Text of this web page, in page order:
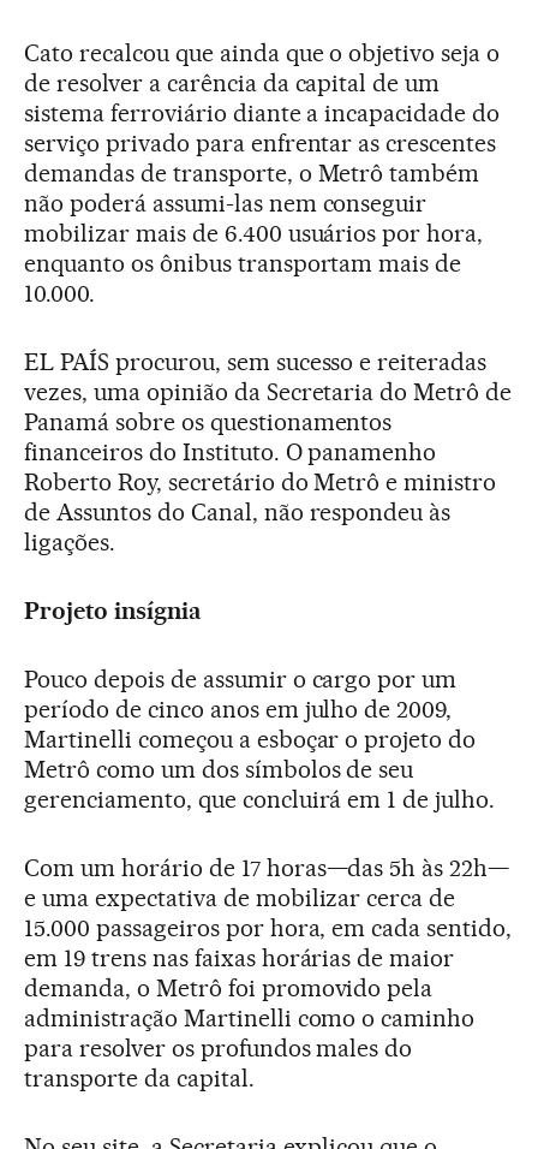
Cato recalcou que ainda que o objetivo seja o
de resolver a carência da capital de um
sistema ferroviário diante a incapacidade do
serviço privado para enfrentar as crescentes
demandas de transporte, o Metrô também
não poderá assumi-las nem conseguir
mobilizar mais de 6.400 usuários por hora,
enquanto os ônibus transportam mais de
10.000.
EL PAÍS procurou, sem sucesso e reiteradas
vezes, uma opinião da Secretaria do Metrô de
Panamá sobre os questionamentos
financeiros do Instituto. O panamenho
Roberto Roy, secretário do Metrô e ministro
de Assuntos do Canal, não respondeu às
ligações.
Projeto insígnia
Pouco depois de assumir o cargo por um
período de cinco anos em julho de 2009,
Martinelli começou a esboçar o projeto do
Metrô como um dos símbolos de seu
gerenciamento, que concluirá em 1 de julho.
Com um horário de 17 horas—das 5h às 22h—
e uma expectativa de mobilizar cerca de
15.000 passageiros por hora, em cada sentido,
em 19 trens nas faixas horárias de maior
demanda, o Metrô foi promovido pela
administração Martinelli como o caminho
para resolver os profundos males do
transporte da capital.